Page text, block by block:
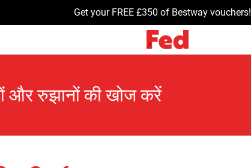
Get your FREE £350 of Bestway vouchers!
और रुझानों की खोज करें